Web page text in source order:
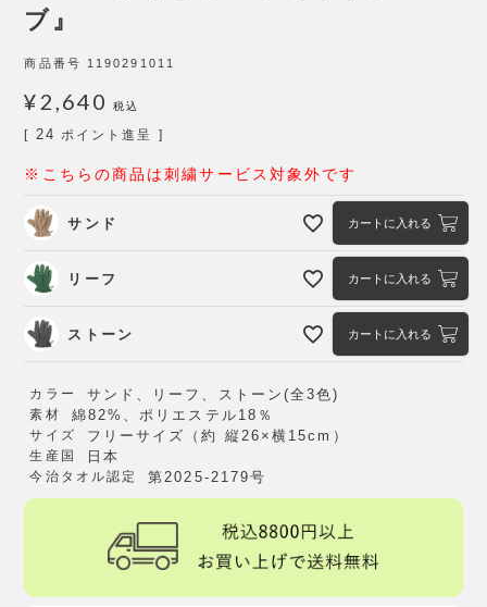
ブ』
商品番号 1190291011
¥ 2,640 税込
[ 24 ポイント進呈 ]
※こちらの商品は刺繍サービス対象外です
サンド カートに入れる
リーフ カートに入れる
ストーン カートに入れる
カラー サンド、リーフ、ストーン(全3色)
素材 綿82%、ポリエステル18％
サイズ フリーサイズ（約 縦26×横15cm）
生産国 日本
今治タオル認定 第2025-2179号